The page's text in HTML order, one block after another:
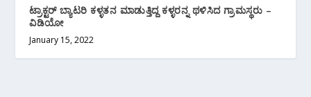
ಟ್ರಾಕ್ಟರ್ ಬ್ಯಾಟರಿ ಕಳ್ಳತನ ಮಾಡುತ್ತಿದ್ದ ಕಳ್ಳರನ್ನ ಥಳಿಸಿದ ಗ್ರಾಮಸ್ಥರು –
ವಿಡಿಯೋ
January 15, 2022